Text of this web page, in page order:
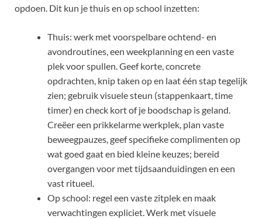
opdoen. Dit kun je thuis en op school inzetten:
Thuis: werk met voorspelbare ochtend- en
avondroutines, een weekplanning en een vaste
plek voor spullen. Geef korte, concrete
opdrachten, knip taken op en laat één stap tegelijk
zien; gebruik visuele steun (stappenkaart, time
timer) en check kort of je boodschap is geland.
Creëer een prikkelarme werkplek, plan vaste
beweegpauzes, geef specifieke complimenten op
wat goed gaat en bied kleine keuzes; bereid
overgangen voor met tijdsaanduidingen en een
vast ritueel.
Op school: regel een vaste zitplek en maak
verwachtingen expliciet. Werk met visuele